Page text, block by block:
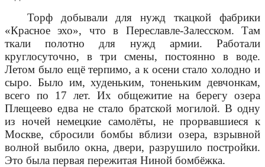
Торф добывали для нужд ткацкой фабрики
«Красное эхо», что в Переславле-Залесском. Там
ткали полотно для нужд армии. Работали
круглосуточно, в три смены, постоянно в воде.
Летом было ещё терпимо, а к осени стало холодно и
сыро. Было им, худеньким, тоненьким девчонкам,
всего по 17 лет. Их общежитие на берегу озера
Плещеево едва не стало братской могилой. В одну
из ночей немецкие самолёты, не прорвавшиеся к
Москве, сбросили бомбы вблизи озера, взрывной
волной выбило окна, двери, разрушило постройки.
Это была первая пережитая Ниной бомбёжка.